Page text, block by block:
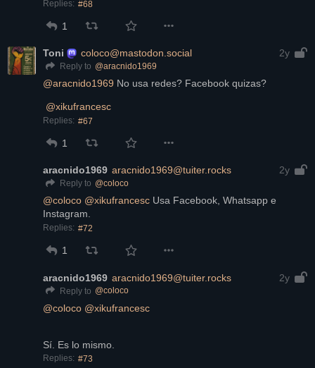
Replies: #68
1
Toni coloco@mastodon.social 2y
Reply to @aracnido1969
@aracnido1969 No usa redes? Facebook quizas?
@xikufrancesc
Replies: #67
1
aracnido1969 aracnido1969@tuiter.rocks 2y
Reply to @coloco
@coloco @xikufrancesc Usa Facebook, Whatsapp e
Instagram.
Replies: #72
1
aracnido1969 aracnido1969@tuiter.rocks 2y
Reply to @coloco
@coloco @xikufrancesc
Sí. Es lo mismo.
Replies: #73